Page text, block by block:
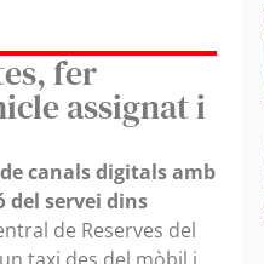
fer
assignat i
canals digitals amb
del servei dins
de Reserves del